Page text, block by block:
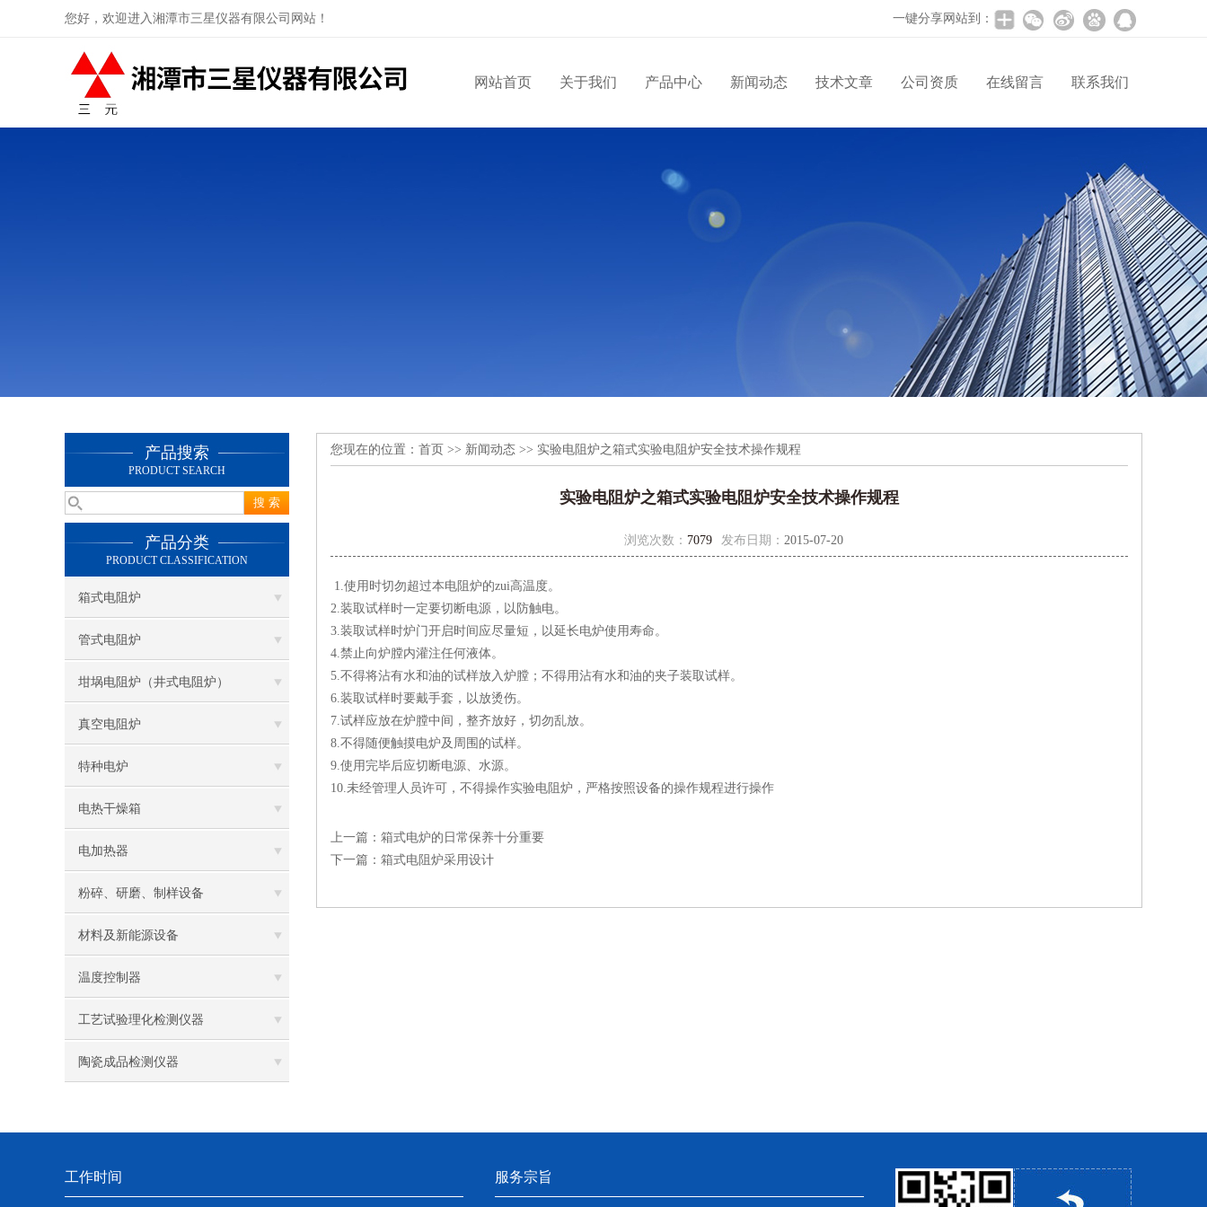
您好，欢迎进入湘潭市三星仪器有限公司网站！ 一键分享网站到：
网站首页 关于我们 产品中心 新闻动态 技术文章 公司资质 在线留言 联系我们
产品搜索
PRODUCT SEARCH
产品分类
PRODUCT CLASSIFICATION
箱式电阻炉
管式电阻炉
坩埚电阻炉（井式电阻炉）
真空电阻炉
特种电炉
电热干燥箱
电加热器
粉碎、研磨、制样设备
材料及新能源设备
温度控制器
工艺试验理化检测仪器
陶瓷成品检测仪器
您现在的位置： 首页 >> 新闻动态 >> 实验电阻炉之箱式实验电阻炉安全技术操作规程
实验电阻炉之箱式实验电阻炉安全技术操作规程
浏览次数： 7079 发布日期： 2015-07-20
1.使用时切勿超过本电阻炉的zui高温度。
2.装取试样时一定要切断电源，以防触电。
3.装取试样时炉门开启时间应尽量短，以延长电炉使用寿命。
4.禁止向炉膛内灌注任何液体。
5.不得将沾有水和油的试样放入炉膛；不得用沾有水和油的夹子装取试样。
6.装取试样时要戴手套，以放烫伤。
7.试样应放在炉膛中间，整齐放好，切勿乱放。
8.不得随便触摸电炉及周围的试样。
9.使用完毕后应切断电源、水源。
10.未经管理人员许可，不得操作实验电阻炉，严格按照设备的操作规程进行操作
上一篇： 箱式电炉的日常保养十分重要
下一篇： 箱式电阻炉采用设计
工作时间 服务宗旨